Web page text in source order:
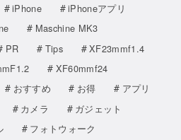
iPhone
iPhoneアプリ
Maschine MK3
PR Tips
XF23mmf1.4
XF60mmf24
おすすめ お得
アプリ
カメラ
ガジェット
フォトウォーク